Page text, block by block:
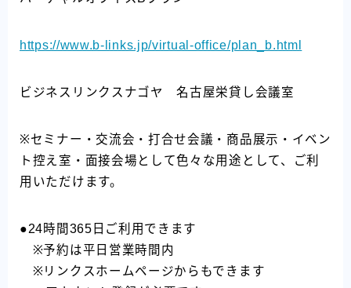
https://www.b-links.jp/virtual-office/plan_b.html
ビジネスリンクスナゴヤ 名古屋栄貸し会議室
※セミナー・交流会・打合せ会議・商品展示・イベン
ト控え室・面接会場として色々な用途として、ご利
用いただけます。
●24時間365日ご利用できます
※予約は平日営業時間内
※リンクスホームページからもできます